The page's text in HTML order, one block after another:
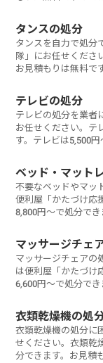
タンスの処分
タンスを自力で処分
隊」にお任せくださ
お見積もりは無料で
テレビの処分
テレビの処分を業者
お任せください。テ
す。テレビは5,500
ベッド・マット
不要なベッドやマッ
便利屋「かたづけ応
8,800円～で処分で
マッサージチェ
マッサージチェアの
は便利屋「かたづけ
6,600円～で処分で
衣類乾燥機の処
衣類乾燥機の処分に
せください。衣類乾
分できます。お見積